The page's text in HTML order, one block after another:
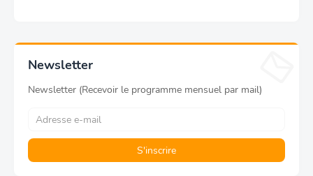
Newsletter
Newsletter (Recevoir le programme mensuel par mail)